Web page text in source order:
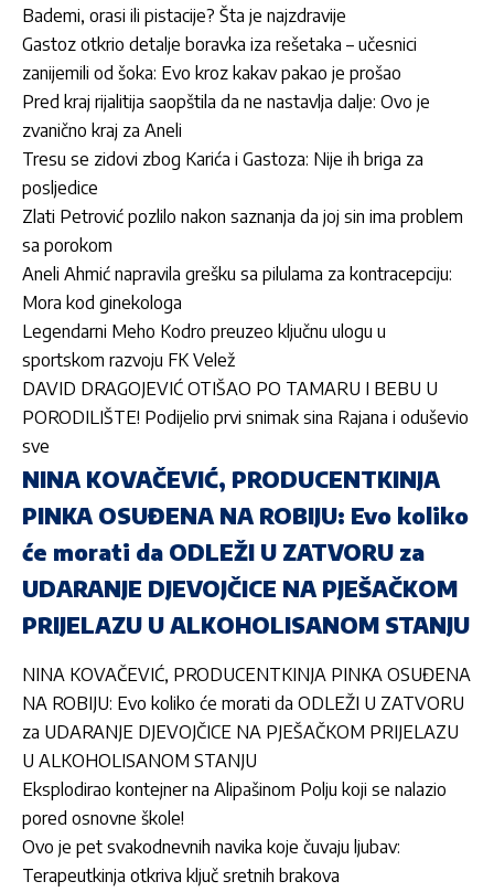
Bademi, orasi ili pistacije? Šta je najzdravije
Gastoz otkrio detalje boravka iza rešetaka – učesnici
zanijemili od šoka: Evo kroz kakav pakao je prošao
Pred kraj rijalitija saopštila da ne nastavlja dalje: Ovo je
zvanično kraj za Aneli
Tresu se zidovi zbog Karića i Gastoza: Nije ih briga za
posljedice
Zlati Petrović pozlilo nakon saznanja da joj sin ima problem
sa porokom
Aneli Ahmić napravila grešku sa pilulama za kontracepciju:
Mora kod ginekologa
Legendarni Meho Kodro preuzeo ključnu ulogu u
sportskom razvoju FK Velež
DAVID DRAGOJEVIĆ OTIŠAO PO TAMARU I BEBU U
PORODILIŠTE! Podijelio prvi snimak sina Rajana i oduševio
sve
NINA KOVAČEVIĆ, PRODUCENTKINJA
PINKA OSUĐENA NA ROBIJU: Evo koliko
će morati da ODLEŽI U ZATVORU za
UDARANJE DJEVOJČICE NA PJEŠAČKOM
PRIJELAZU U ALKOHOLISANOM STANJU
NINA KOVAČEVIĆ, PRODUCENTKINJA PINKA OSUĐENA
NA ROBIJU: Evo koliko će morati da ODLEŽI U ZATVORU
za UDARANJE DJEVOJČICE NA PJEŠAČKOM PRIJELAZU
U ALKOHOLISANOM STANJU
Eksplodirao kontejner na Alipašinom Polju koji se nalazio
pored osnovne škole!
Ovo je pet svakodnevnih navika koje čuvaju ljubav:
Terapeutkinja otkriva ključ sretnih brakova